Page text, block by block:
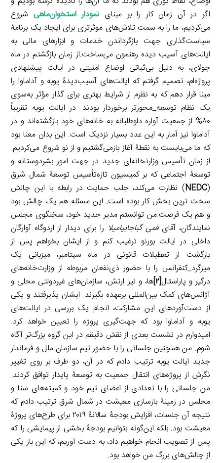
اگر در آن زمان کار را بر مبنای نمودار استخوان‌ماهی شروع
می‌کردیم، ما را به سمت تلاش‌های موثرتری برای ایجاد یک برنامۀ
سیاست‌گذاری جهت بازگرداندن خدمات و ابزار‌های مالی به
ایالت‌های آسیب دیده رهنمون می‌ساخت.از زمان بازگشتم در ماه
جولای، به دلیل بی‌ثباتی اوضاع امنیتی در ایالت پیشنهادی
پروژه‌ام، تصمیم گرفتم که ایالت‌های آسیب‌‌دیدۀ یوبه و آداماوا را
مبنا قرار دهم که به نظرم از شرایط بهتری برای گذار مؤثر به‌سوی
یک نظام توسعه_محورتر برخوردار بودند. در ایالت یوبه تقریباً
۸۰% از جمعیت آواره داوطلبانه به خانه‌های خود بازگشته‌اند و در
آداماوا نیز آمار به این عدد بسیار نزدیک است. این بدان معنا بود
که ما می‌بایست به نقطۀ آغاز بازمی‌گشتیم و از نو شروع می‌کردیم.
از زمان تأسیس وزارتخانه‌ای جدید در جهت امور بشردوستانه و
توسعۀ اجتماعی که بر کمیسیون تازه‌تأسیس توسعۀ شمال شرق
(
NEDC) نظارت می‌کند، جلب حمایت در رابطه با این چالش
سخت ترین بخش کار بوده است. این مسئله هم یک چالش بود
و هم یک فرصت.من توانستم مدیر جدید خود، سخنگوی مجلس
نمایندگان، آقایفمی گباجابیامیلا را برای دیدار از اردوگاه آوارگان
داخلی در ایالت بورنو ترغیب کنم و از ایشان بخواهم پس از
بازگشت از تعطیلات قانونی در ماه سپتامبر، میزبانی یک
میزگرد_کنفرانس را با حضور ذی‌نفعان مربوطه از وزارت‌خانه‌های
درگیر و پاراستال‌[۲] ها، و نیز ارتش، سازمان‌های غیردولتی محلی و
آژانس‌های کمک بین‌المللی برعهده بگیرند. ایشان پذیرفتند و یکی
از دست‌آورد‌های این مشارکت، انجام یک بررسی در ایالت‌های
یوبه و آداماوا بود که جهت‌گیری پروژه را تعیین خواهد کرد.
امیدوارم در نشست بعدی از نقش دقیقم در این گروه‌ بزرگ‌تر آگاه
شوم. من همچنین جلساتی را با حضور تیم سازمان ملل و فرماندار
جدید ایالت یوبه ترتیب دادم که در آن، دو طرف بر روی تغییر
نگرش از پروژه‌های انتقال جمعیت به توسعۀ پایدار توافق کردند.
من جلساتی را با تعدادی از اعضای تیم خود و کمیته‌های سنا و
مجلس در زمینۀ‌ بازسازی معیشت در شمال شرق ترتیب دادم که
نتیجه آن جلسات، افزایش بودجۀ‌ سالانۀ‌ ۲۰۱۹ برای طرح‌های پروژ‌ۀ
معیشت بود. بلکه این‌گونه بتوانیم بودجۀ بخشی از پیمایشی را که
پس از تصویب انجام خواهیم داد، به دست آوریم، که این باز یکی
از چالش‌های بزرگ من خواهد بود.